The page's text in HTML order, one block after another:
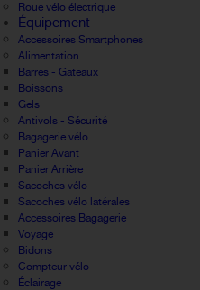
Roue vélo électrique
Équipement
Accessoires Smartphones
Alimentation
Barres - Gateaux
Boissons
Gels
Antivols - Sécurité
Bagagerie vélo
Panier Avant
Panier Arrière
Sacoches vélo
Sacoches vélo latérales
Accessoires Bagagerie
Voyage
Bidons
Compteur vélo
Éclairage